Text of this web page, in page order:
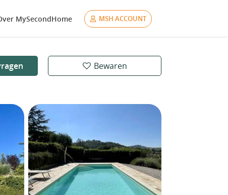
MySecondHome MSH ACCOUNT
Bewaren